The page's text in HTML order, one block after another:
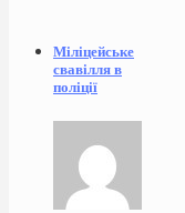
Міліцейське
свавілля в
поліції